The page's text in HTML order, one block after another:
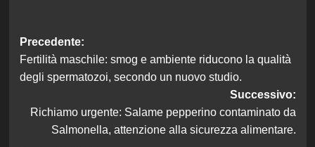
Navigazione
articolo
Precedente:
Fertilità maschile: smog e ambiente riducono la qualità
degli spermatozoi, secondo un nuovo studio.
Successivo:
Richiamo urgente: Salame pepperino contaminato da
Salmonella, attenzione alla sicurezza alimentare.